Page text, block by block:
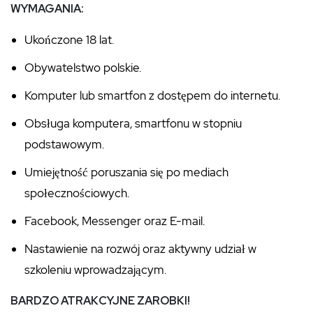
WYMAGANIA:
Ukończone 18 lat.
Obywatelstwo polskie.
Komputer lub smartfon z dostępem do internetu.
Obsługa komputera, smartfonu w stopniu
podstawowym.
Umiejętność poruszania się po mediach
społecznościowych.
Facebook, Messenger oraz E-mail.
Nastawienie na rozwój oraz aktywny udział w
szkoleniu wprowadzającym.
BARDZO ATRAKCYJNE ZAROBKI!